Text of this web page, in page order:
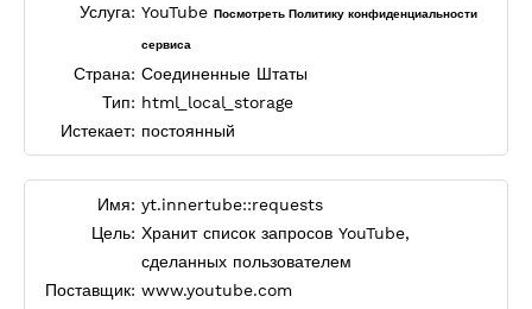
Услуга: YouTube Посмотреть Политику конфиденциальности
сервиса
Страна: Соединенные Штаты
Тип: html_local_storage
Истекает: постоянный
Имя: yt.innertube::requests
Цель: Хранит список запросов YouTube,
сделанных пользователем
Поставщик: www.youtube.com